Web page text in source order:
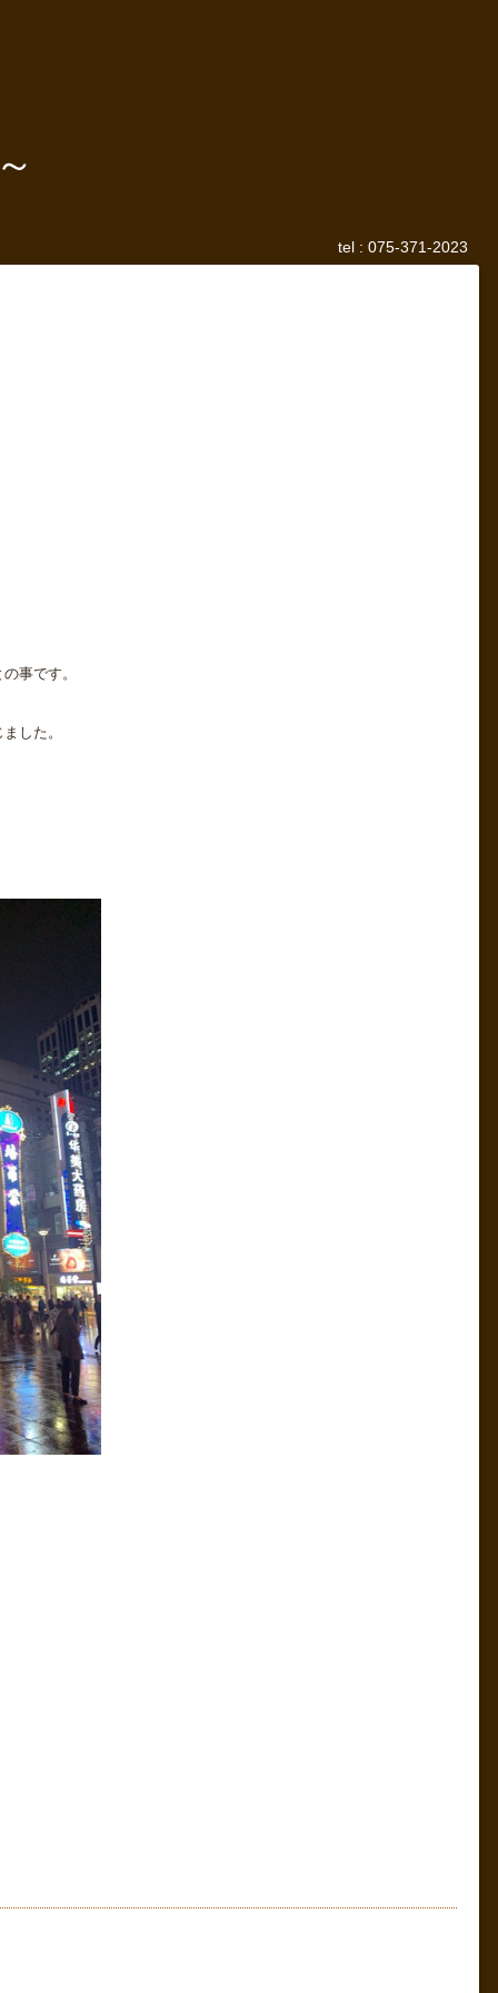
tel : 075-371-2023
事です。
した。